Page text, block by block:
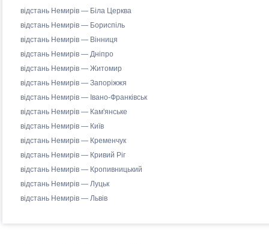
відстань Немирів — Біла Церква
відстань Немирів — Бориспіль
відстань Немирів — Вінниця
відстань Немирів — Дніпро
відстань Немирів — Житомир
відстань Немирів — Запоріжжя
відстань Немирів — Івано-Франківськ
відстань Немирів — Кам'янське
відстань Немирів — Київ
відстань Немирів — Кременчук
відстань Немирів — Кривий Ріг
відстань Немирів — Кропивницький
відстань Немирів — Луцьк
відстань Немирів — Львів